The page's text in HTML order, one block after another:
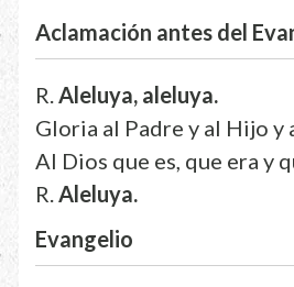
Aclamación antes del
R.Aleluya, aleluya.
Gloria al Padre y al Hijo y
Al Dios que es, que era y
R.Aleluya.
Evangelio